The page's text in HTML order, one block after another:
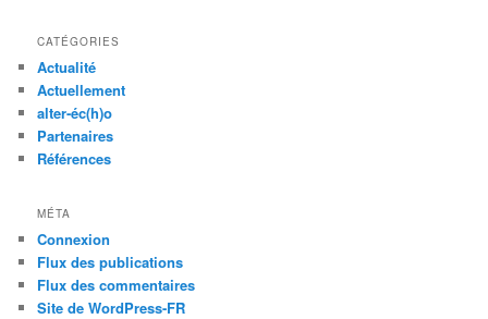
CATÉGORIES
Actualité
Actuellement
alter-éc(h)o
Partenaires
Références
MÉTA
Connexion
Flux des publications
Flux des commentaires
Site de WordPress-FR